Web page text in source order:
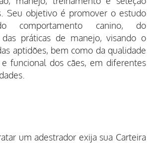
Seu objetivo é promover o estudo
comportamento canino, do
práticas de manejo, visando o
aptidões, bem como da qualidade
funcional dos cães, em diferentes
um adestrador exija sua Carteira